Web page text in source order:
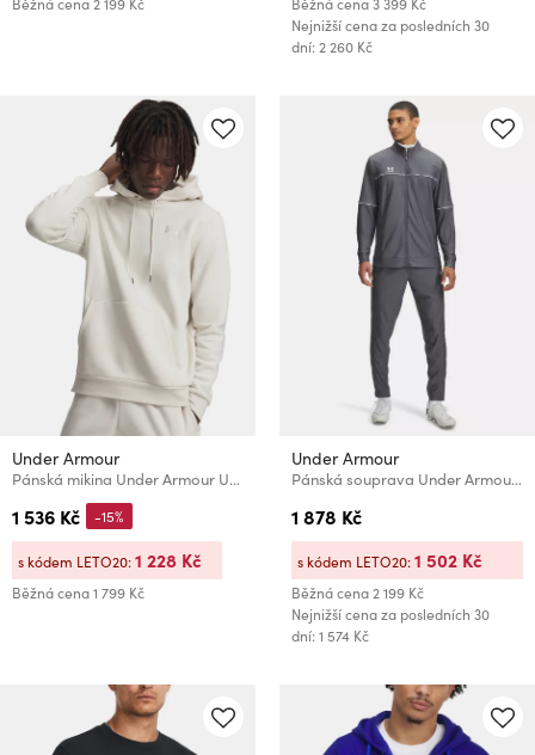
Nejnižší cena za posledních 30
dní: 2 260 Kč
Under Armour
Pánská mikina Under Armour UA Icon Fleece Hoodie-WHT
1 536 Kč
Běžná cena1 799 Kč
-15%
s kódem LETO20:1 228 Kč
Under Armour
Pánská souprava Under Armour UA M Challenger Tracksuit-GRY
1 878 Kč
Běžná cena2 199 Kč
Nejnižší cena za posledních 30
dní: 1 574 Kč
s kódem LETO20:1 502 Kč